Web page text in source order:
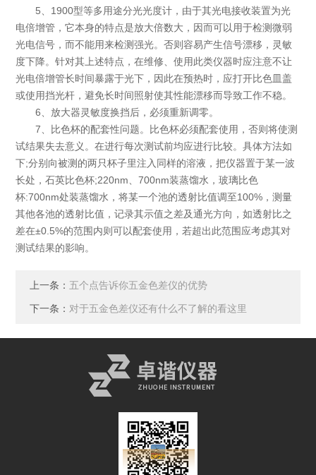
5、1900型等多用途分光光度计，由于其光电接收装置为光
电倍增管，它本身的特点是放大倍数大，因而可以用于检测微弱
光电信号，而不能用来检测强光。否则容易产生信号漂移，灵敏
度下降。针对其上述特点，在维修、使用此类仪器时应注意不让
光电倍增管长时间暴露于光下，因此在预热时，应打开比色皿盖
或使用挡光杆，避免长时间照射使其性能漂移而导致工作不稳。
6、放大器灵敏度换挡后，必须重新调零。
7、比色杯的配套性问题。比色杯必须配套使用，否则将使测
试结果失去意义。在进行每次测试前均应进行比较。具体方法如
下;分别向被测的两只杯子里注入同样的溶液，把仪器置于某一波
长处，石英比色杯;220nm、700nm装蒸馏水，玻璃比色
杯:700nm处装蒸馏水，将某一个池的透射比值调至100%，测量
其他各池的透射比值，记录其示值之差及通光方向，如透射比之
差在±0.5%的范围内则可以配套使用，若超出此范围应考虑其对
测试结果的影响。
上一条： 五个点告诉你五金色差仪的优势
下一条： 对于五金色差仪还有什么不了解的看这里